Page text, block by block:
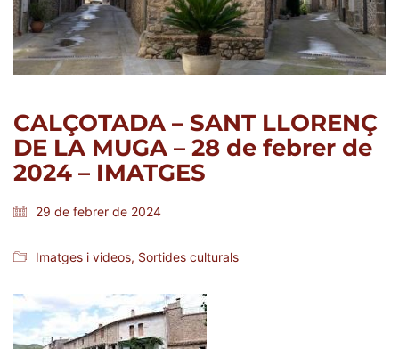
CALÇOTADA – SANT LLORENÇ
DE LA MUGA – 28 de febrer de
2024 – IMATGES
29 de febrer de 2024
Imatges i videos, Sortides culturals